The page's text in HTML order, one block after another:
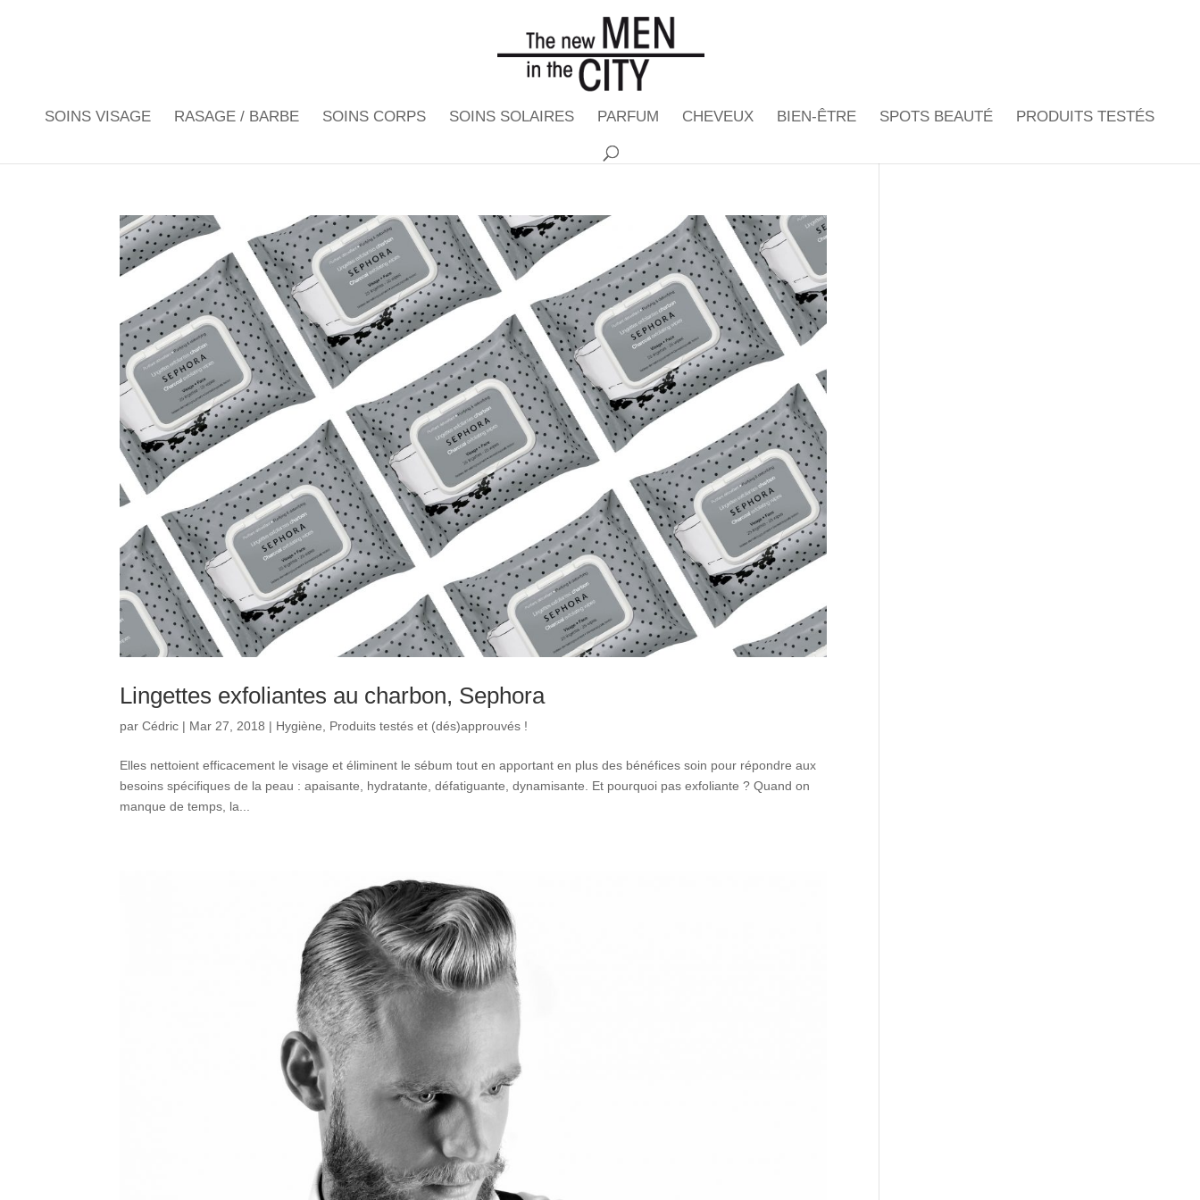
SOINS VISAGE RASAGE / BARBE SOINS CORPS SOINS SOLAIRES PARFUM CHEVEUX BIEN-ÊTRE SPOTS BEAUTÉ PRODUITS TESTÉS
Lingettes exfoliantes au charbon, Sephora
parCédric | Mar 27, 2018 | Hygiène Produits testés et (dés)approuvés !
Elles nettoient efficacement le visage et éliminent le sébum tout en apportant en plus des bénéfices soin pour répondre aux
besoins spécifiques de la peau : apaisante, hydratante, défatiguante, dynamisante. Et pourquoi pas exfoliante ? Quand on
manque de temps, la...